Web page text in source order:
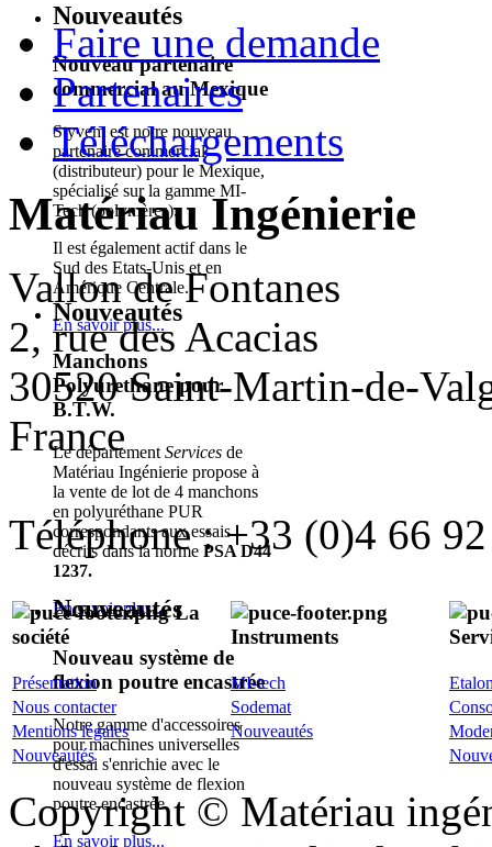
Nouveautés
Nouveau partenaire
commercial au Mexique
Styvem est notre nouveau
partenaire commercial
(distributeur) pour le Mexique,
spécialisé sur la gamme MI-
Tech (polymères).
Il est également actif dans le
Sud des Etats-Unis et en
Amérique Centrale.
En savoir plus...
Nouveautés
Manchons
Polyurethane pour
B.T.W.
Le département Services de
Matériau Ingénierie propose à
la vente de lot de 4 manchons
en polyuréthane PUR
correspondants aux essais
décrits dans la norme PSA D44
1237.
En savoir plus...
Nouveautés
Nouveau système de
flexion poutre encastrée
Notre gamme d'accessoires
pour machines universelles
d'essai s'enrichie avec le
nouveau système de flexion
poutre encastrée.
En savoir plus...
Faire une demande
Partenaires
Téléchargements
Matériau Ingénierie
Vallon de Fontanes
2, rue des Acacias
30520 Saint-Martin-de-
France
Téléphone : +33 (0)4 66
La
société
Instruments
Présentation MI-tech
Nous contacter
Sodemat
Mentions légales
Nouveautés
Nouveautés
Copyright © Matériau